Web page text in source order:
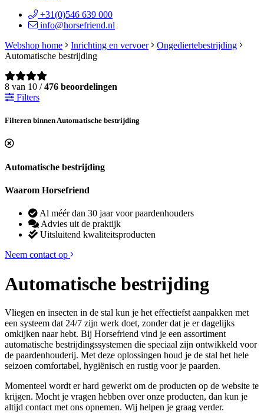
+31(0)546 639 000
info@horsefriend.nl
Webshop home
Inrichting en vervoer
Ongediertebestrijding
Automatische bestrijding
8 van 10 /476 beoordelingen
Filters
Filteren binnen Automatische bestrijding
Automatische bestrijding
Waarom Horsefriend
Al méér dan 30 jaar voor paardenhouders
Advies uit de praktijk
Uitsluitend kwaliteitsproducten
Neem contact op
Automatische bestrijding
Vliegen en insecten in de stal kun je het effectiefst aanpakken met
een systeem dat 24/7 zijn werk doet, zonder dat je er dagelijks
omkijken naar hebt. Bij Horsefriend vind je een assortiment
automatische bestrijdingssystemen die speciaal zijn ontwikkeld voor
de paardenhouderij. Met deze oplossingen houd je de stal het hele
seizoen comfortabel, hygiënisch en rustig voor je paarden.
Momenteel wordt er hard gewerkt om de producten op de website te
krijgen. Mocht je vragen hebben over onze producten, dan kun je
altijd contact met ons opnemen. Wij helpen je graag verder.